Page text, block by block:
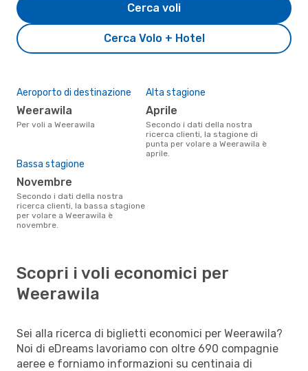
Cerca Volo + Hotel
Cerca voli
Aeroporto di destinazione
Weerawila
Per voli a Weerawila
Alta stagione
aprile
Secondo i dati della nostra
ricerca clienti, la stagione di
punta per volare a Weerawila è
aprile.
Bassa stagione
novembre
Secondo i dati della nostra
ricerca clienti, la bassa stagione
per volare a Weerawila è
novembre.
Scopri i voli economici per
Weerawila
Sei alla ricerca di biglietti economici per Weerawila?
Noi di eDreams lavoriamo con oltre 690 compagnie
aeree e forniamo informazioni su centinaia di